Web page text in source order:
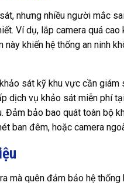
nhưng nhiều người mắc
Ví dụ, lắp camera quá
này khiến hệ thống an ninh
sát kỹ khu vực cần
dịch vụ khảo sát miễn phí
bảo bao quát toàn bộ
ban đêm, hoặc camera
mà quên đảm bảo hệ